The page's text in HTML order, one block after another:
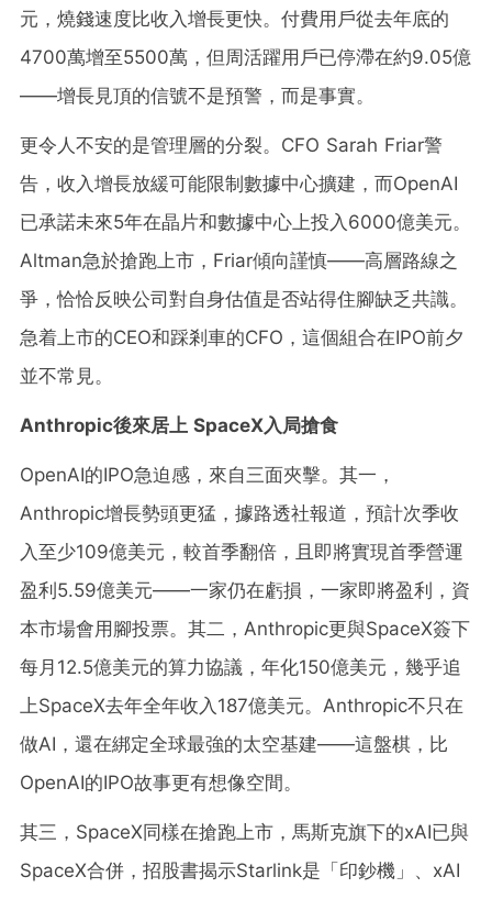
元，燒錢速度比收入增長更快。付費用戶從去年底的
4700萬增至5500萬，但周活躍用戶已停滯在約9.05億
——增長見頂的信號不是預警，而是事實。
更令人不安的是管理層的分裂。CFO Sarah Friar警
告，收入增長放緩可能限制數據中心擴建，而OpenAI
已承諾未來5年在晶片和數據中心上投入6000億美元。
Altman急於搶跑上市，Friar傾向謹慎——高層路線之
爭，恰恰反映公司對自身估值是否站得住腳缺乏共識。
急着上市的CEO和踩剎車的CFO，這個組合在IPO前夕
並不常見。
Anthropic後來居上 SpaceX入局搶食
OpenAI的IPO急迫感，來自三面夾擊。其一，
Anthropic增長勢頭更猛，據路透社報道，預計次季收
入至少109億美元，較首季翻倍，且即將實現首季營運
盈利5.59億美元——一家仍在虧損，一家即將盈利，資
本市場會用腳投票。其二，Anthropic更與SpaceX簽下
每月12.5億美元的算力協議，年化150億美元，幾乎追
上SpaceX去年全年收入187億美元。Anthropic不只在
做AI，還在綁定全球最強的太空基建——這盤棋，比
OpenAI的IPO故事更有想像空間。
其三，SpaceX同樣在搶跑上市，馬斯克旗下的xAI已與
SpaceX合併，招股書揭示Starlink是「印鈔機」、xAI